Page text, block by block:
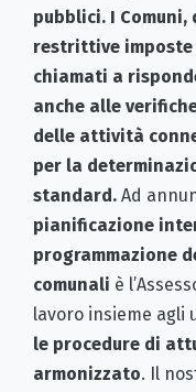
pubblici. I
restrittive imposte
chiamati a
anche alle
delle attività
per la
standard. Ad
pianificazione
programmazione
comunali è
lavoro insieme agli
le procedure di
armonizzato. Il